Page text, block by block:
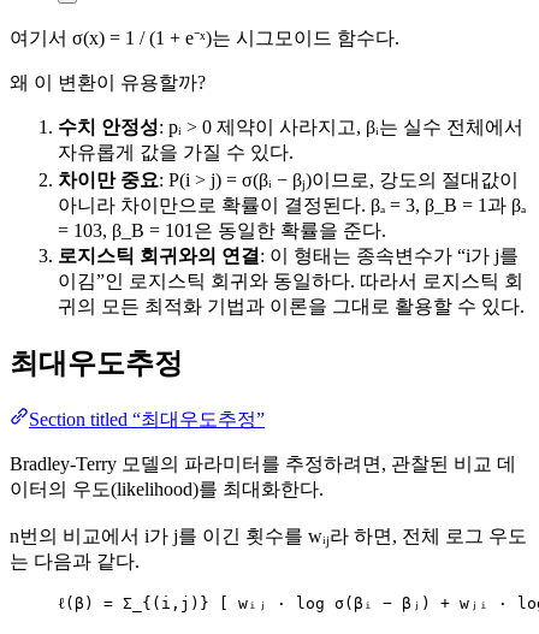
여기서 σ(x) = 1 / (1 + e⁻ˣ)는 시그모이드 함수다.
왜 이 변환이 유용할까?
수치 안정성: pᵢ > 0 제약이 사라지고, βᵢ는 실수 전체에서
자유롭게 값을 가질 수 있다.
차이만 중요: P(i > j) = σ(βᵢ − βⱼ)이므로, 강도의 절대값이
아니라 차이만으로 확률이 결정된다. βₐ = 3, β_B = 1과 βₐ
= 103, β_B = 101은 동일한 확률을 준다.
로지스틱 회귀와의 연결 : 이 형태는 종속변수가 “i가 j를
이김”인 로지스틱 회귀와 동일하다. 따라서 로지스틱 회
귀의 모든 최적화 기법과 이론을 그대로 활용할 수 있다.
최대우도추정
Section titled “최대우도추정”
Bradley-Terry 모델의 파라미터를 추정하려면, 관찰된 비교 데
이터의 우도(likelihood)를 최대화한다.
n번의 비교에서 i가 j를 이긴 횟수를 wᵢⱼ라 하면, 전체 로그 우도
는 다음과 같다.
ℓ(β) = Σ_{(i,j)} [ wᵢⱼ · log σ(βᵢ − βⱼ) + wⱼᵢ ·